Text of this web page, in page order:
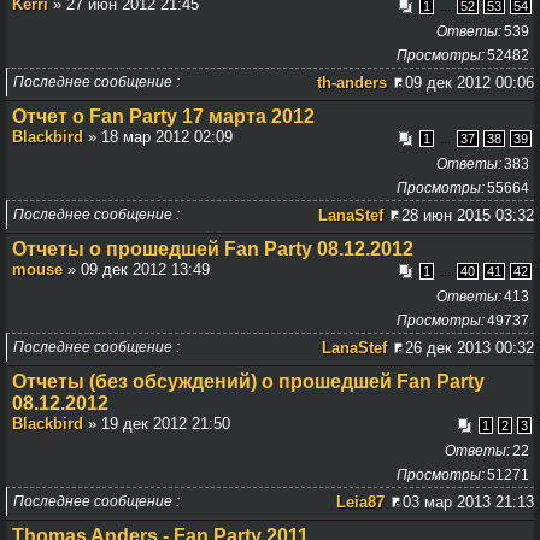
1 ... 52 53 54
Kerri » 27 июн 2012 21:45
539
Ответы
52482
Просмотры
Последнее сообщение
th-anders 09 дек 2012 00:06
Отчет о Fan Party 17 марта 2012
1 ... 37 38 39
Blackbird » 18 мар 2012 02:09
383
Ответы
55664
Просмотры
Последнее сообщение
LanaStef 28 июн 2015 03:32
Отчеты о прошедшей Fan Party 08.12.2012
1 ... 40 41 42
mouse» 09 дек 2012 13:49
413
Ответы
49737
Просмотры
Последнее сообщение
LanaStef 26 дек 2013 00:32
Отчеты (без обсуждений) о прошедшей Fan Party
08.12.2012
1 2 3
Blackbird » 19 дек 2012 21:50
22
Ответы
51271
Просмотры
Последнее сообщение
Leia87 03 мар 2013 21:13
Thomas Anders - Fan Party 2011